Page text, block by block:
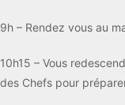
9h – Rendez vous au
10h15 – Vous
des Chefs pour